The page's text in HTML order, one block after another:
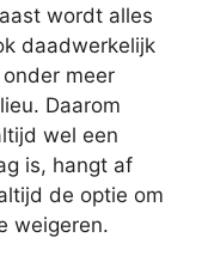
wordt alles
daadwerkelijk
meer
Daarom
wel een
is, hangt af
de optie om
weigeren.